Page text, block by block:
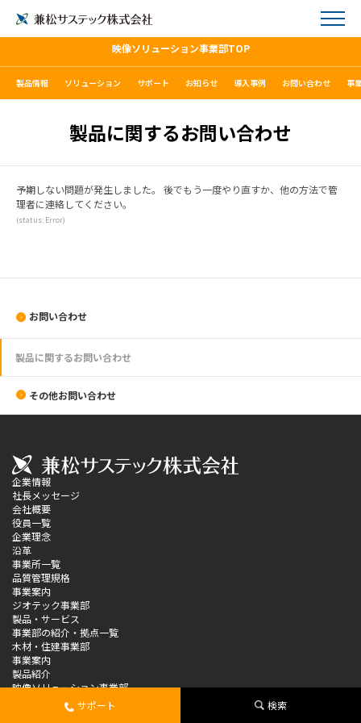
映像ソリューション事業部TOP
製品情報 ソリューション サポート お知らせ 導入事例 お問い合わせ 事
製品に関するお問い合わせ
予期しない問題が発生しました。 後でもう一度やり直すか、他の方法で管
理者に連絡してください。
(status: Error)
お問い合わせ
製品に関するお問い合わせ
その他お問い合わせ
企業情報
社長メッセージ
会社概要
役員一覧
企業理念
沿革
事業所一覧
品質管理規格
事業案内
ジオテック事業部
製品・サービス
事業部の紹介・拠点一覧
木材・住建事業部
事業案内
製品紹介
映像ソリューション事業部
ソリューション
サポート 検索